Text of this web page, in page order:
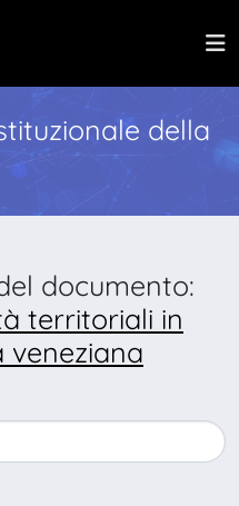
della
documento:
territoriali in